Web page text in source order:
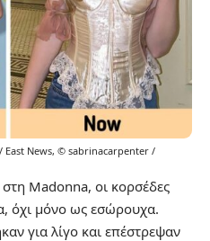
East News, © sabrinacarpenter /
Madonna, οι κορσέδες
όχι μόνο ως εσώρουχα.
για λίγο και επέστρεψαν